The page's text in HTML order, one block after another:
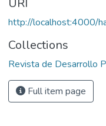
URI
http://localhost:4000/
Collections
Revista de Desarrollo
Full item page